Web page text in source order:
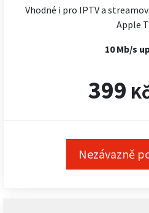
Vhodné i pro IPTV a
Apple
10 Mb/s
399
Nezávazně